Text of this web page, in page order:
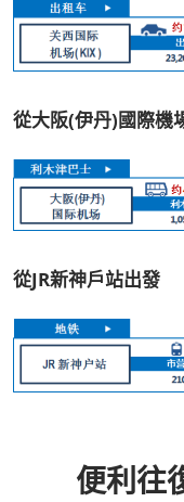
從大阪(伊丹)國際機
從JR新神戶站出發
便利往